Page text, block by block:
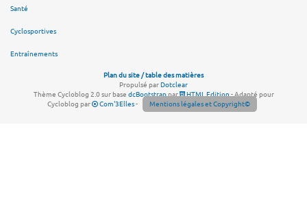
Santé
Cyclosportives
Entraînements
Plan du site / table des matières
Propulsé parDotclear
Thème Cycloblog 2.0 sur base dcBootstrappar HTML Edition- Adapté pour
Cycloblog par
Com'3Elles- Mentions légales et Copyright©